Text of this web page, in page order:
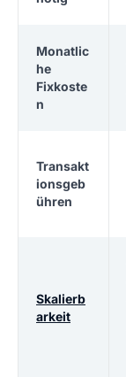
Monatlic
he
Fixkoste
n
Transakt
ionsgeb
ühren
Skalierb
arkeit